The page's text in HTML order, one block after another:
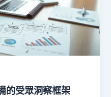
的受眾洞察框架